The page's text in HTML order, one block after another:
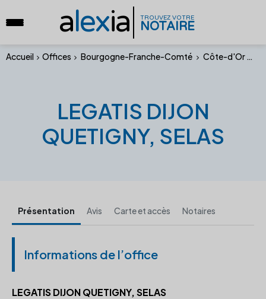
alexia TROUVEZ VOTRE
NOTAIRE
Accueil Offices Bourgogne-Franche-Comté Côte-d'Or
LEGATIS DIJON
QUETIGNY, SELAS
Présentation Avis Carte et accès Notaires
Informations de l’office
LEGATIS DIJON QUETIGNY, SELAS